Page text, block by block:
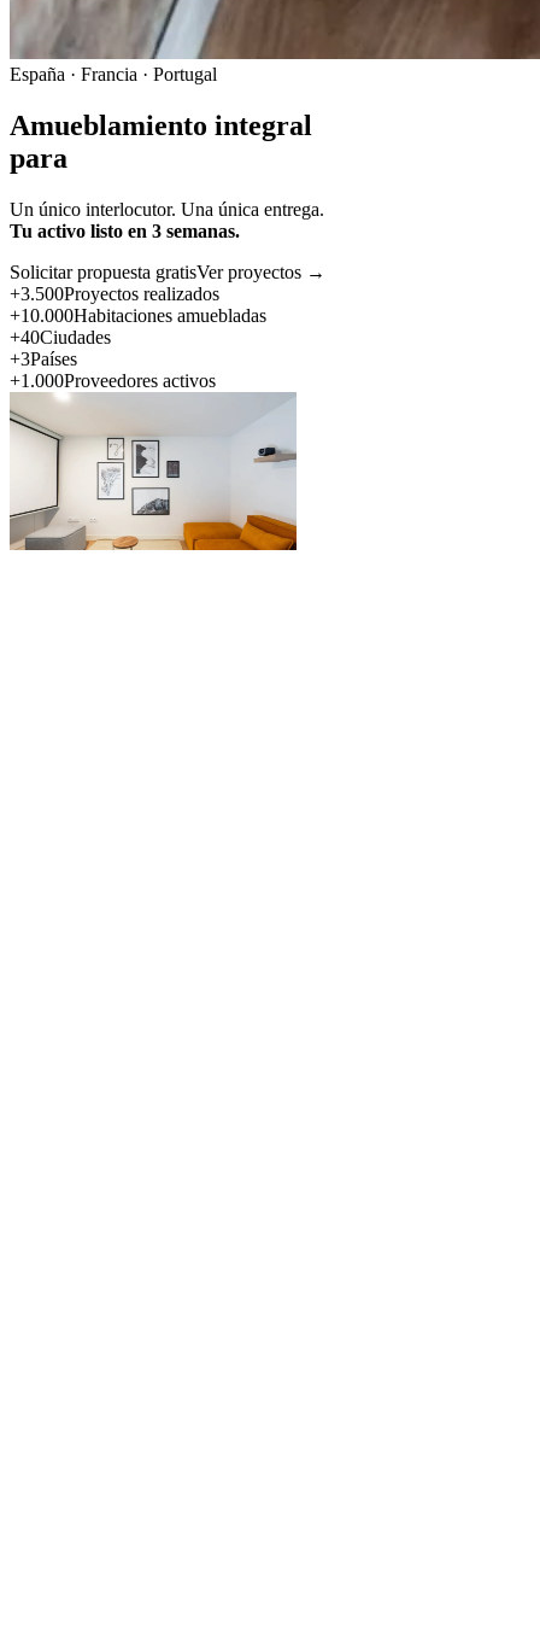
España · Francia · Portugal
Amueblamiento integral
para
Un único interlocutor. Una única entrega.
Tu activo listo en 3 semanas.
Solicitar propuesta gratisVer proyectos →
+3.500Proyectos realizados
+10.000Habitaciones amuebladas
+40Ciudades
+3Países
+1.000Proveedores activos